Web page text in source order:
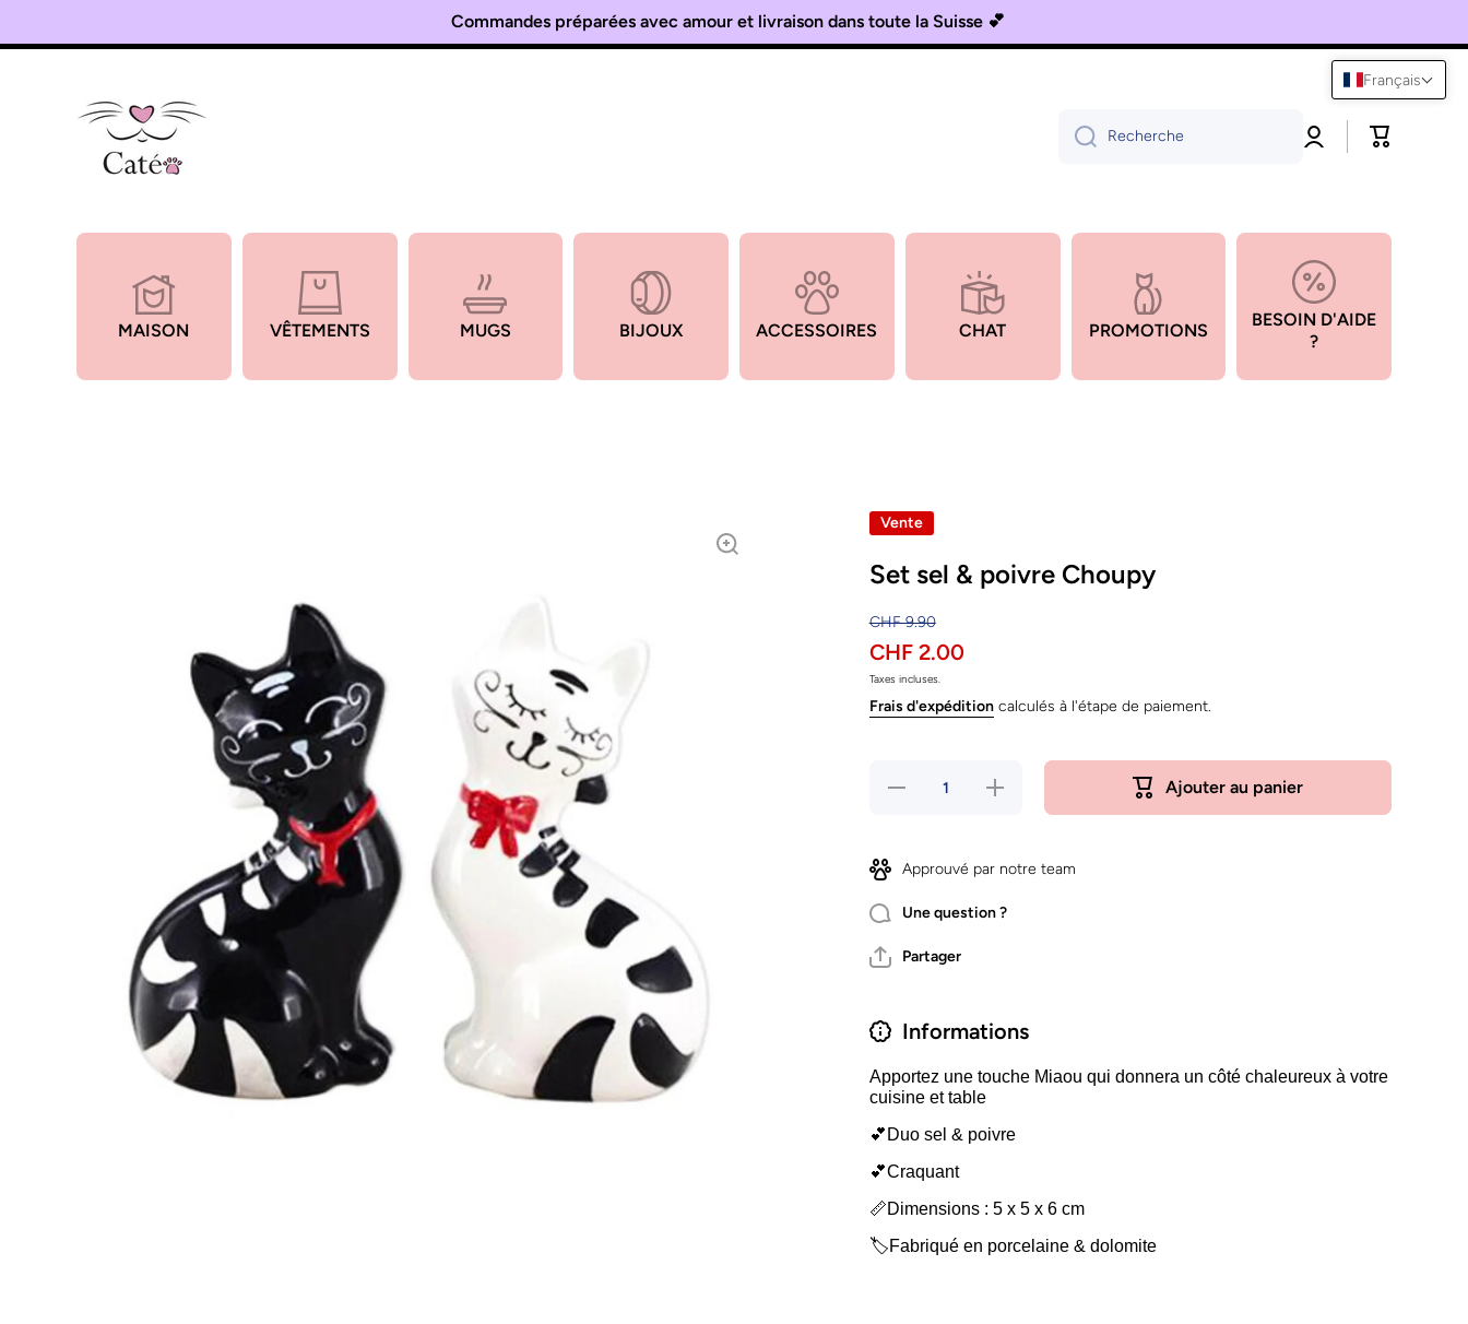
Commandes préparées avec amour et livraison dans toute la Suisse 💕
Recherche ConnexionPanier
MAISON VÊTEMENTS MUGS BIJOUX ACCESSOIRES CHAT PROMOTIONS
BESOIN D'AIDE
?
Vente
Set sel & poivre Choupy
CHF 9.90
CHF 2.00
Taxes incluses.
Frais d'expéditioncalculés à l'étape de paiement.
Réduire
&amp;
poivre
Augmenter
la quantité
de Set sel
Choupy
Ajouter au panier
Approuvé par notre team
Une question ?
Partager
Informations
Apportez une touche Miaou qui donnera un côté chaleureux à votre
cuisine et table
💕Duo sel & poivre
💕Craquant
📏Dimensions : 5 x 5 x 6 cm
🏷️Fabriqué en porcelaine & dolomite
Français